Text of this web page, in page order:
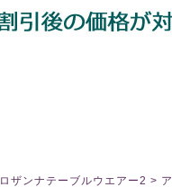
ロザンナテーブルウエアー2 >